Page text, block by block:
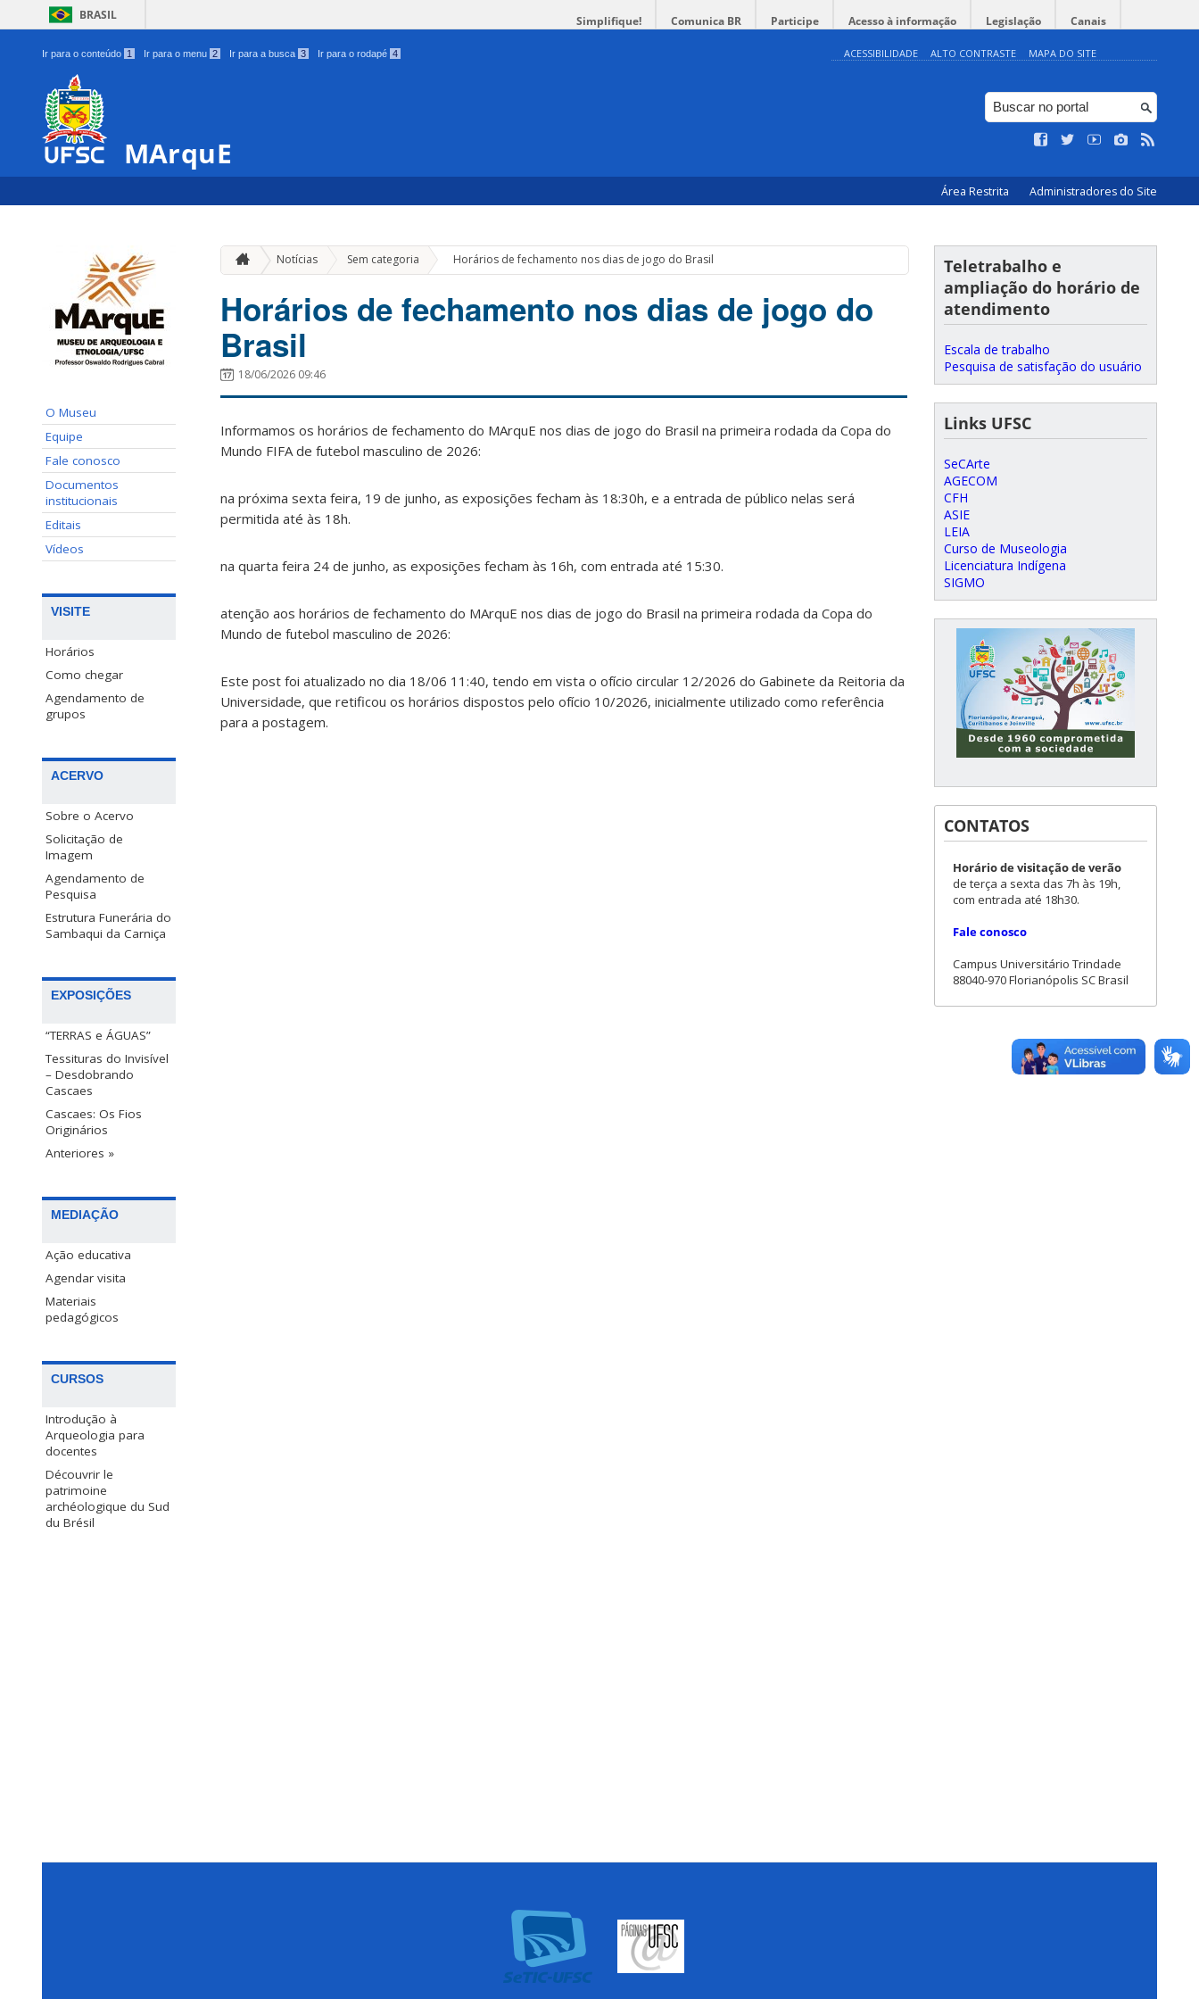
BRASIL Simplifique! Comunica BR Participe Acesso à informação Legislação Canais
Ir para o conteúdo 1 Ir para o menu 2 Ir para a busca 3 Ir para o rodapé 4 ACESSIBILIDADE ALTO CONTRASTE MAPA DO SITE
MArquE
Área Restrita Administradores do Site
O Museu
Equipe
Fale conosco
Documentos
institucionais
Editais
Vídeos
VISITE
Horários
Como chegar
Agendamento de
grupos
ACERVO
Sobre o Acervo
Solicitação de
Imagem
Agendamento de
Pesquisa
Estrutura Funerária do
Sambaqui da Carniça
EXPOSIÇÕES
“TERRAS e ÁGUAS”
Tessituras do Invisível
– Desdobrando
Cascaes
Cascaes: Os Fios
Originários
Anteriores »
MEDIAÇÃO
Ação educativa
Agendar visita
Materiais
pedagógicos
CURSOS
Introdução à
Arqueologia para
docentes
Découvrir le
patrimoine
archéologique du Sud
du Brésil
Notícias Sem categoria » Horários de fechamento nos dias de jogo do Brasil
Horários de fechamento nos dias de jogo do
Brasil
18/06/2026 09:46
Informamos os horários de fechamento do MArquE nos dias de jogo do Brasil na primeira rodada da Copa do
Mundo FIFA de futebol masculino de 2026:
na próxima sexta feira, 19 de junho, as exposições fecham às 18:30h, e a entrada de público nelas será
permitida até às 18h.
na quarta feira 24 de junho, as exposições fecham às 16h, com entrada até 15:30.
atenção aos horários de fechamento do MArquE nos dias de jogo do Brasil na primeira rodada da Copa do
Mundo de futebol masculino de 2026:
Este post foi atualizado no dia 18/06 11:40, tendo em vista o ofício circular 12/2026 do Gabinete da Reitoria da
Universidade, que retificou os horários dispostos pelo ofício 10/2026, inicialmente utilizado como referência
para a postagem.
Teletrabalho e
ampliação do horário de
atendimento
Escala de trabalho
Pesquisa de satisfação do usuário
Links UFSC
SeCArte
AGECOM
CFH
ASIE
LEIA
Curso de Museologia
Licenciatura Indígena
SIGMO
CONTATOS
Horário de visitação de verão
de terça a sexta das 7h às 19h,
com entrada até 18h30.
Fale conosco
Campus Universitário Trindade
88040-970 Florianópolis SC Brasil